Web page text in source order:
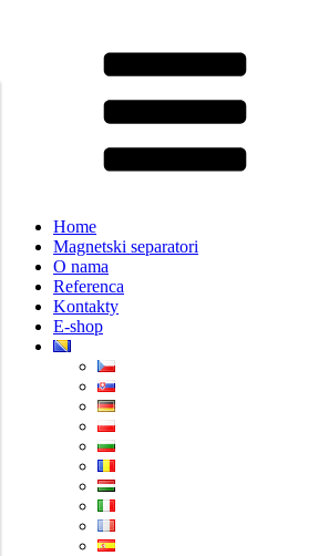
Home
Magnetski separatori
O nama
Referenca
Kontakty
E-shop